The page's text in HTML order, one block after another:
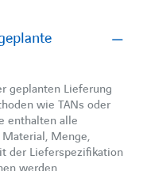
geplanten Lieferung
wie TANs oder
enthalten alle
Menge,
der Lieferspezifikation